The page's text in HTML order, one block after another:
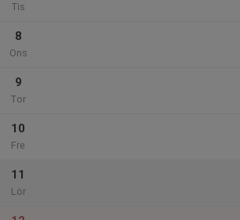
Tis
8
Ons
9
Tor
10
Fre
11
Lör